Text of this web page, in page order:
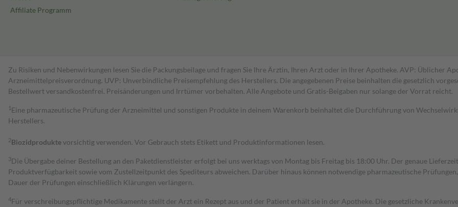
Affiliate Programm
Zu Risiken und Nebenwirkungen lesen Sie die Packungsbeilage und fragen Sie Ihre Ärztin, Ihren Arzt oder in Ihrer Apotheke. AVP: Üblicher
Arzneimittelpreisverordnung. UVP: Unverbindliche Preisempfehlung des Herstellers. Die angegebenen Preise beinhalten die gesetzlich
Bestell­wert versand­kosten­frei. Preisänderungen und Irrtümer vorbehalten. Alle Angebote und Gratis-Beigaben nur solange der Vorrat reicht.
1 Eine pharmazeutische Prüfung der Arzneimittel und sonstigen Produkte in deinem Warenkorb beinhaltet die Durchführung von
Herstellers.
2Biozidproduktevorsichtig verwenden. Vor Gebrauch stets Etikett und Produktinformationen lesen.
3Die Übergabe deiner Bestellung an den Paketdienstleister erfolgt bei uns werktags von Montag bis Freitag bis 18:00 Uhr. Der genaue
Produktverfügbarkeit sowie vom Zustellzeitpunkt des Spediteurs abweichen. Darüber hinaus können notwendige pharmazeutische
Dauer der Prüfungen einschließlich Klärungen verlängern.
4Für verschreibungspflichtige Medikamente stellt der Arzt ein Rezept aus und der Patient erhält sie in der Apotheke. Die gesetzliche